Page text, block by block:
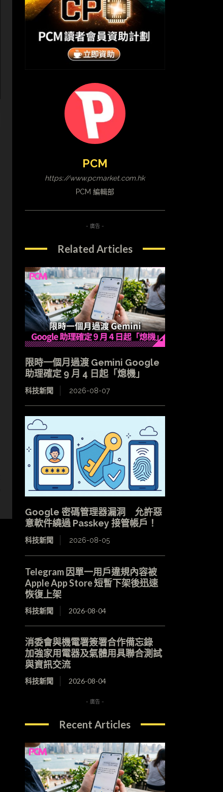
PCM
https://www.pcmarket.com.hk
PCM 編輯部
- 廣告 -
Related Articles
限時一個月過渡 Gemini Google
助理確定 9 月 4 日起「熄機」
科技新聞 2026-08-07
Google 密碼管理器漏洞 允許惡
意軟件繞過 Passkey 接管帳戶！
科技新聞 2026-08-05
Telegram 因單一用戶違規內容被
Apple App Store 短暫下架後迅速
恢復上架
科技新聞 2026-08-04
消委會與機電署簽署合作備忘錄
加強家用電器及氣體用具聯合測試
與資訊交流
科技新聞 2026-08-04
- 廣告 -
Recent Articles